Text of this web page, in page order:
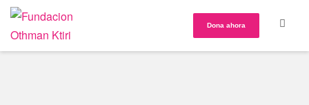
Dona ahora